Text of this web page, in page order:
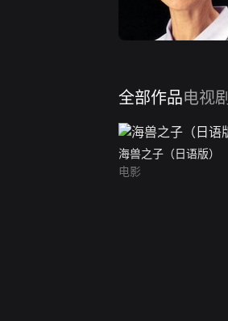
全部作品电视剧
海兽之子（日语版）
电影